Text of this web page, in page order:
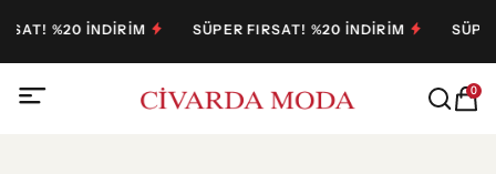
SÜPER FIRSAT! %20 İNDİRİM SÜPER FIRSAT!
0